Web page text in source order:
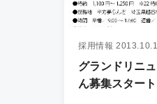
採用情報
グランドリニ
ん募集スタート